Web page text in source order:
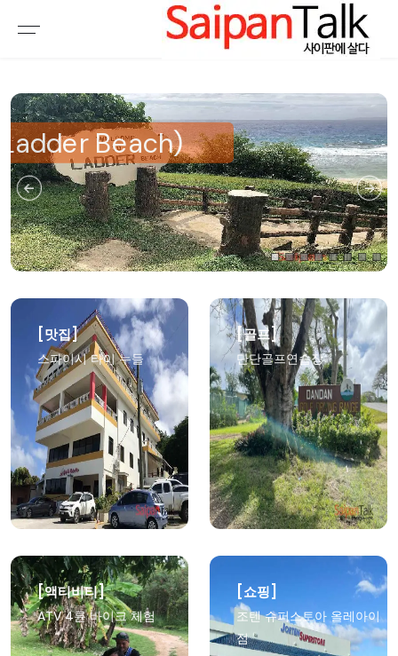
[맛집]
스파이시 타이 누들
상세보기
[골프]
단단골프연습장
상세보기
[액티비티]
ATV 4륜 바이크 체험
[쇼핑]
조텐 슈퍼스토아 올레아이
점
여행정보
추천여행지
액티비티
오늘날씨
생활정보
부동산
운세
로또
갤러리 & 동영상